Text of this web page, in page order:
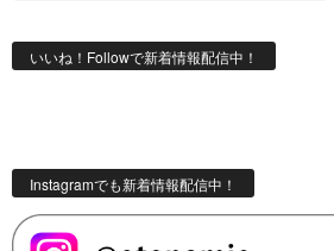
いいね！Followで新着情報配信中！
Instagramでも新着情報配信中！